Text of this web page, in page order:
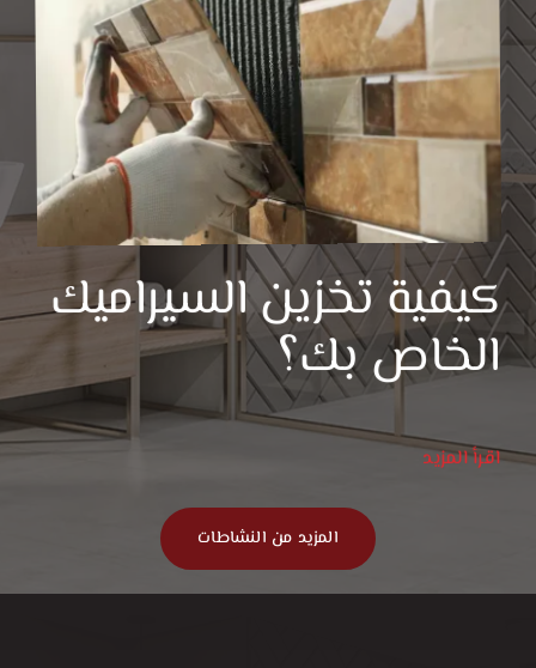
كيفية تخزين السيراميك
الخاص بك؟
اقرأ المزيد
المزيد من النشاطات